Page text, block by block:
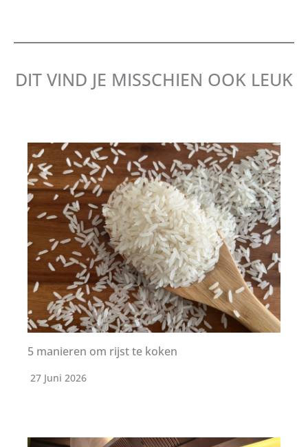
DIT VIND JE MISSCHIEN OOK LEUK
5 manieren om rijst te koken
27 Juni 2026